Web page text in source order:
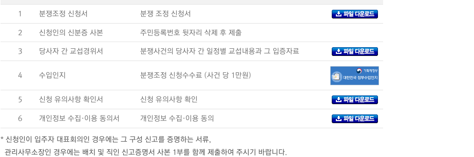
1 분쟁조정 신청서 분쟁 조정 신청서
2 신청인의 신분증 사본 주민등록번호 뒷자리 삭제 후 제출
3 당사자 간 교섭경위서 분쟁사건의 당사자 간 일정별 교섭내용과 그 입증자료
4 수입인지 분쟁조정 신청수수료 (사건 당 1만원)
5 신청 유의사항 확인서 신청 유의사항 확인
6 개인정보 수집·이용 동의서 개인정보 수집·이용 동의
* 신청인이 입주자 대표회의인 경우에는 그 구성 신고를 증명하는 서류,
관리사무소장인 경우에는 배치 및 직인 신고증명서 사본 1부를 함께 제출하여 주시기 바랍니다.